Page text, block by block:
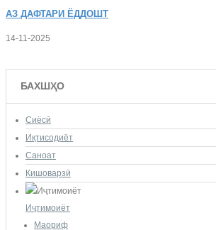
АЗ ДАФТАРИ ЁДДОШТ
14-11-2025
БАХШҲО
Сиёсӣ
Иқтисодиёт
Саноат
Кишоварзӣ
Иҷтимоиёт
Маориф